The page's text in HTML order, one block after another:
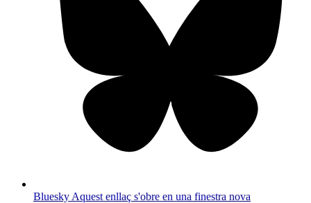
Bluesky Aquest enllaç s'obre en una finestra nova